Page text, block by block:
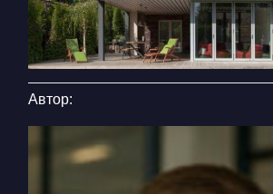
Автор: